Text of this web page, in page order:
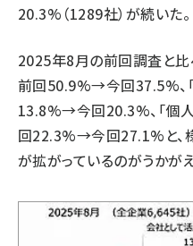
20.3%（1289社）が続いた。
2025年8月の前回調査と比
前回50.9%→今回37.5%、
13.8%→今回20.3%、「個
回22.3%→今回27.1%と、
が拡がっているのがうかがえ